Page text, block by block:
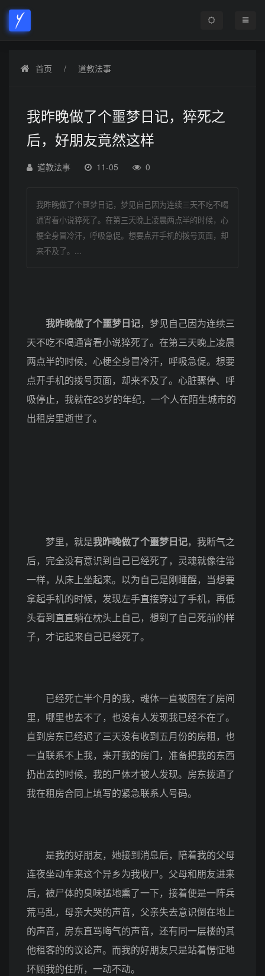
首页 道教法事
我昨晚做了个噩梦日记，猝死之
后，好朋友竟然这样
道教法事 11-05 0
我昨晚做了个噩梦日记，梦见自己因为连续三天不吃不喝
通宵看小说猝死了。在第三天晚上凌晨两点半的时候，心
梗全身冒冷汗，呼吸急促。想要点开手机的拨号页面，却
来不及了。...
我昨晚做了个噩梦日记，梦见自己因为连续三
天不吃不喝通宵看小说猝死了。在第三天晚上凌晨
两点半的时候，心梗全身冒冷汗，呼吸急促。想要
点开手机的拨号页面，却来不及了。心脏骤停、呼
吸停止，我就在23岁的年纪，一个人在陌生城市的
出租房里逝世了。
梦里，就是我昨晚做了个噩梦日记，我断气之
后，完全没有意识到自己已经死了，灵魂就像往常
一样，从床上坐起来。以为自己是刚睡醒，当想要
拿起手机的时候，发现左手直接穿过了手机，再低
头看到直直躺在枕头上自己，想到了自己死前的样
子，才记起来自己已经死了。
已经死亡半个月的我，魂体一直被困在了房间
里，哪里也去不了，也没有人发现我已经不在了。
直到房东已经迟了三天没有收到五月份的房租，也
一直联系不上我，来开我的房门，准备把我的东西
扔出去的时候，我的尸体才被人发现。房东拨通了
我在租房合同上填写的紧急联系人号码。
是我的好朋友，她接到消息后，陪着我的父母
连夜坐动车来这个异乡为我收尸。父母和朋友进来
后，被尸体的臭味猛地熏了一下，接着便是一阵兵
荒马乱，母亲大哭的声音，父亲失去意识倒在地上
的声音，房东直骂晦气的声音，还有同一层楼的其
他租客的的议论声。而我的好朋友只是站着愣怔地
环顾我的住所，一动不动。